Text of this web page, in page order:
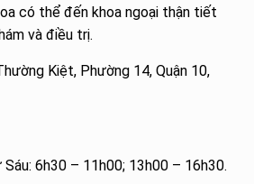
có thể đến khoa ngoại thận tiết
và điều trị.
Kiệt, Phường 14, Quận 10,
6h30 – 11h00; 13h00 – 16h30.